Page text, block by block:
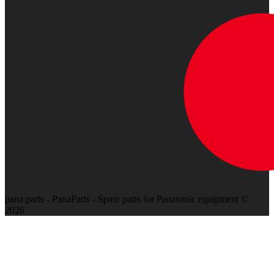
pana.parts - PanaParts - Spare parts for Panasonic equipment ©
2026